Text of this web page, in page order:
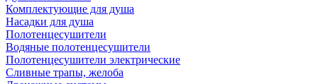
Комплектующие для душа
Насадки для душа
Полотенцесушители
Водяные полотенцесушители
Полотенцесушители электрические
Сливные трапы, желоба